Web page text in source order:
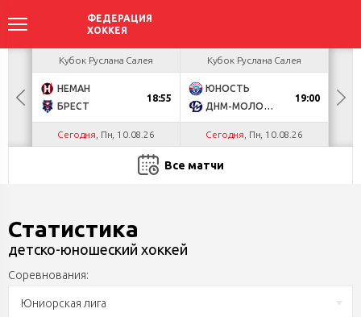
Кубок Руслана Салея
НЕМАН
БРЕСТ
18:55
Сегодня , Пн, 10.08.26
Кубок Руслана Салея
ЮНОСТЬ
ДНМ-МОЛОДЕЧНО
19:00
Сегодня , Пн, 10.08.26
Все матчи
Статистика
детско-юношеский хоккей
Соревнования:
Юниорская лига